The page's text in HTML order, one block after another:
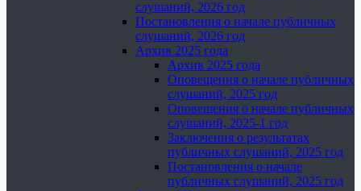
слушаний, 2026 год
Постановления о начале публичных
слушаний, 2026 год
Архив 2025 года
Архив 2025 года
Оповещения о начале публичных
слушаний, 2025 год
Оповещения о начале публичных
слушаний, 2025-1 год
Заключения о результатах
публичных слушаний, 2025 год
Постановления о начале
публичных слушаний, 2025 год